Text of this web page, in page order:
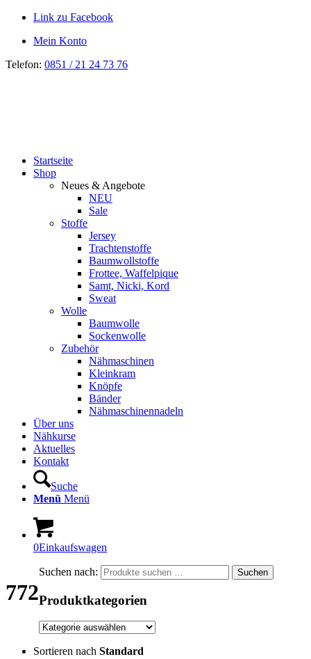
Link zu Facebook
Mein Konto
Telefon: 0851 / 21 24 73 76
Startseite
Shop
Neues & Angebote
NEU
Sale
Stoffe
Jersey
Trachtenstoffe
Baumwollstoffe
Frottee, Waffelpique
Samt, Nicki, Kord
Sweat
Wolle
Baumwolle
Sockenwolle
Zubehör
Nähmaschinen
Kleinkram
Knöpfe
Bänder
Nähmaschinennadeln
Über uns
Nähkurse
Aktuelles
Kontakt
Suche
Menü Menü
0Einkaufswagen
772
Sortieren nach Standard
Suchen nach: Suchen
Produktkategorien